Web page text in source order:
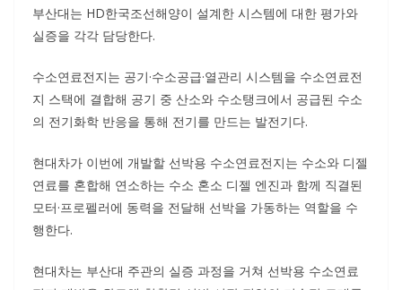
부산대는 HD한국조선해양이 설계한 시스템에 대한 평가와
실증을 각각 담당한다.
수소연료전지는 공기·수소공급·열관리 시스템을 수소연료전
지 스택에 결합해 공기 중 산소와 수소탱크에서 공급된 수소
의 전기화학 반응을 통해 전기를 만드는 발전기다.
현대차가 이번에 개발할 선박용 수소연료전지는 수소와 디젤
연료를 혼합해 연소하는 수소 혼소 디젤 엔진과 함께 직결된
모터·프로펠러에 동력을 전달해 선박을 가동하는 역할을 수
행한다.
현대차는 부산대 주관의 실증 과정을 거쳐 선박용 수소연료